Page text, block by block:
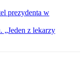
prezydenta w
z lekarzy